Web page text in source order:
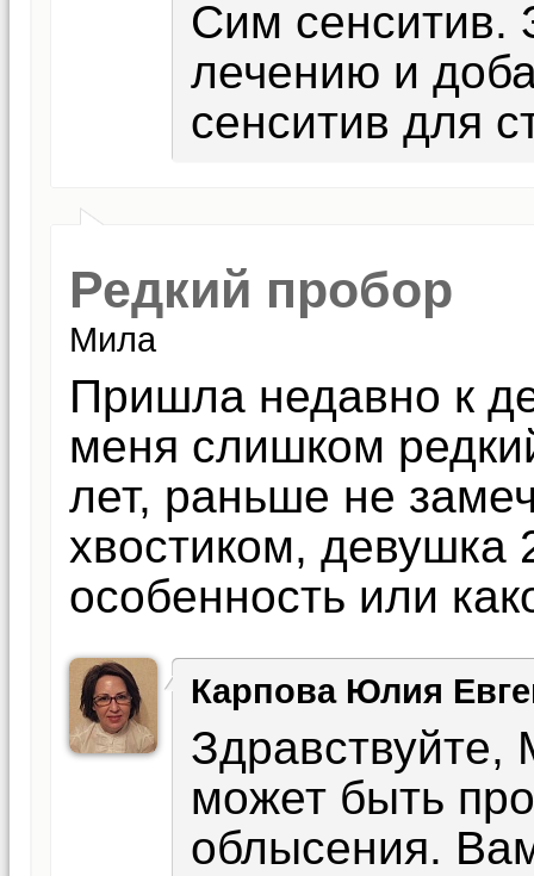
Сим сенситив.
лечению и
сенситив для
Редкий пробор
Мила
Пришла недавно к
меня слишком
лет, раньше не
хвостиком, девушка
особенность или
Карпова Юлия
Здравствуйте,
может быть
облысения.